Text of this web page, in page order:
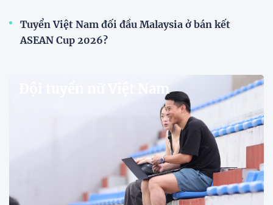
VPF chính thức ra mắt bộ nhận diện thương hiệu và
slogan mới cho hệ thống các giải bóng đá chuyên
nghiệp quốc gia, mở ra diện mạo mới cho V.League
HLV Văn Sỹ Sơn: "Tôi đặt bút ký bằng niềm tin và